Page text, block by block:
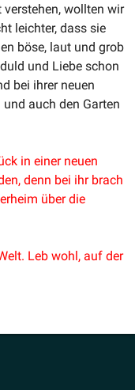
wollten wir
leichter, dass sie
böse, laut und grob
und Liebe schon
bei ihrer neuen
auch den Garten
in einer neuen
denn bei ihr brach
über die
Leb wohl, auf der